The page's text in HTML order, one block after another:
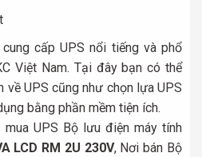
cấp UPS nổi tiếng và phổ
Việt Nam. Tại đây bạn có thể
UPS cũng như chọn lựa UPS
bằng phần mềm tiện ích.
mua UPS Bộ lưu điện máy tính
LCD RM 2U 230V, Nơi bán Bộ